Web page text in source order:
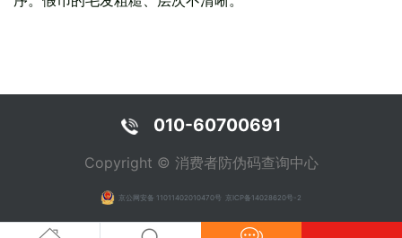
010-60700691
Copyright © 消费者防伪码查询中心
京公网安备 11011402010470号 京ICP备14028620号-2